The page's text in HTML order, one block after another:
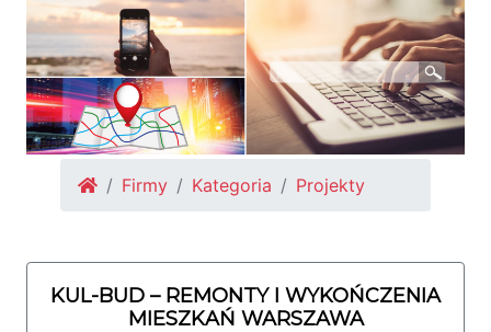
Firmy Kategoria Projekty
KUL-BUD – REMONTY I WYKOŃCZENIA
MIESZKAŃ WARSZAWA